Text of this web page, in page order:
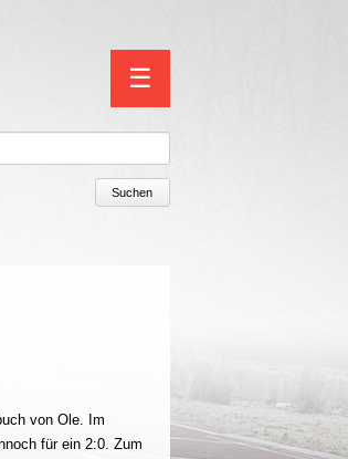
überspringen
☰
Suchen
von Ole. Im
für ein 2:0. Zum